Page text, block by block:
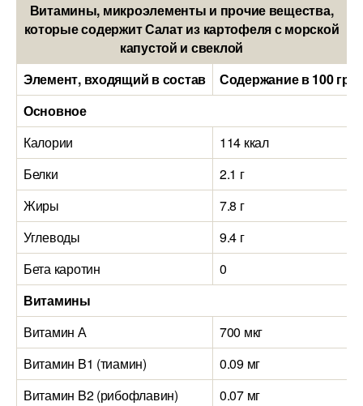
Витамины, микроэлементы и прочие вещества,
которые содержит Салат из картофеля с морской
капустой и свеклой
Элемент, входящий в состав
Содержание в 100
Основное
Калории
114 ккал
Белки
2.1 г
Жиры
7.8 г
Углеводы
9.4 г
Бета каротин
0
Витамины
Витамин А
700 мкг
Витамин B1 (тиамин)
0.09 мг
Витамин B2 (рибофлавин)
0.07 мг